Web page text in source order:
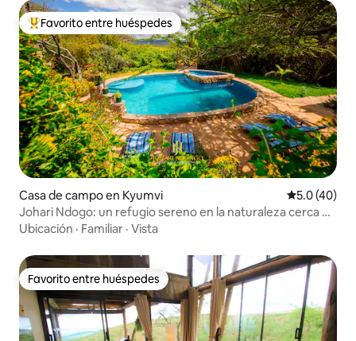
Favorito entre huéspedes preferido
Favorito entre huéspedes
Casa de campo en Kyumvi Calificación
5.0 (40)
Johari Ndogo: un refugio sereno en la naturaleza cerca de
Nairobi
Ubicación · Familiar · Vista
Favorito entre huéspedes
Favorito entre huéspedes